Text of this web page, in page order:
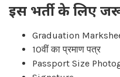
इस भर्ती के लिए
Graduation
10वीं का प्रमाण पत्र
Passport Size